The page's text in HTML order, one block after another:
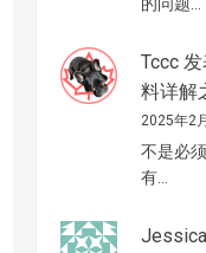
Tccc发
料详解
2025年2
不是必
有…
Jessica